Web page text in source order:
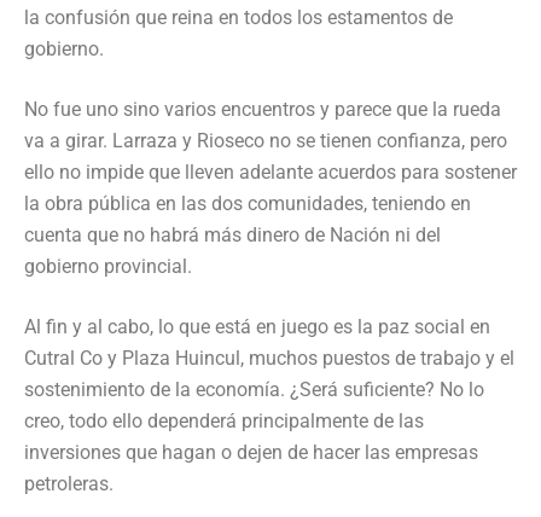
la confusión que reina en todos los estamentos de
gobierno.
No fue uno sino varios encuentros y parece que la rueda
va a girar. Larraza y Rioseco no se tienen confianza, pero
ello no impide que lleven adelante acuerdos para sostener
la obra pública en las dos comunidades, teniendo en
cuenta que no habrá más dinero de Nación ni del
gobierno provincial.
Al fin y al cabo, lo que está en juego es la paz social en
Cutral Co y Plaza Huincul, muchos puestos de trabajo y el
sostenimiento de la economía. ¿Será suficiente? No lo
creo, todo ello dependerá principalmente de las
inversiones que hagan o dejen de hacer las empresas
petroleras.